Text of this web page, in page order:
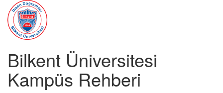
Bilkent Üniversitesi
Kampüs Rehberi